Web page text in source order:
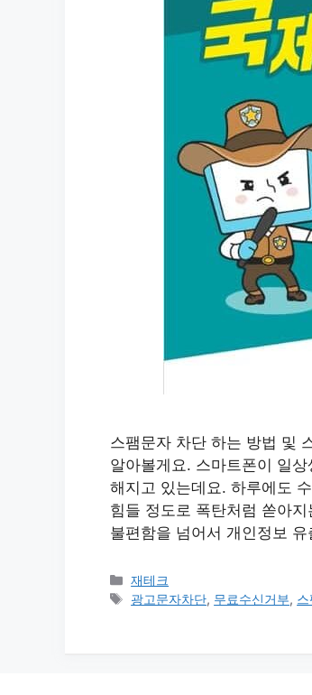
스팸문자 차단 하는 방법 및
알아볼게요. 스마트폰이 일
해지고 있는데요. 하루에도
힘들 정도로 폭탄처럼 쏟아
불편함을 넘어서 개인정보
카
테
재테크
태
광고문자차단, 무료수신거부,